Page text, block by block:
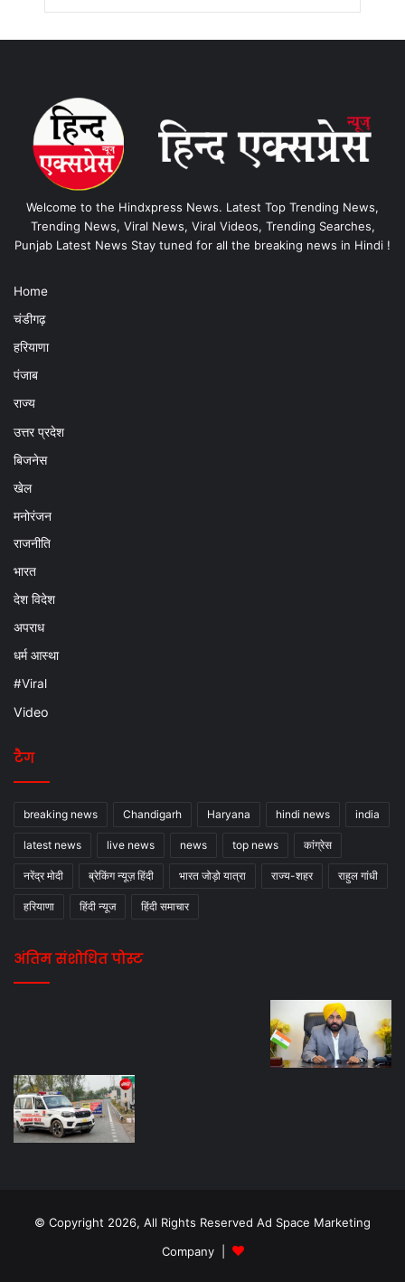
Welcome to the Hindxpress News. Latest Top Trending News,
Trending News, Viral News, Viral Videos, Trending Searches,
Punjab Latest News Stay tuned for all the breaking news in Hindi !
Home
चंडीगढ़
हरियाणा
पंजाब
राज्य
उत्तर प्रदेश
बिजनेस
खेल
मनोरंजन
राजनीति
भारत
देश विदेश
अपराध
धर्म आस्था
#Viral
Video
टैग
breaking news Chandigarh Haryana hindi news india
latest news live news news top news कांग्रेस
नरेंद्र मोदी ब्रेकिंग न्यूज़ हिंदी भारत जोड़ो यात्रा राज्य-शहर राहुल गांधी
हरियाणा हिंदी न्यूज हिंदी समाचार
अंतिम संशोधित पोस्ट
© Copyright 2026, All Rights Reserved Ad Space Marketing
Company |